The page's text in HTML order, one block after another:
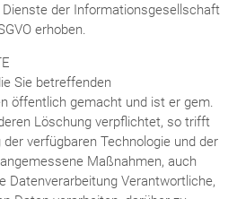
der Informationsgesellschaft
erhoben.
Sie betreffenden
öffentlich gemacht und ist er gem.
Löschung verpflichtet, so trifft
verfügbaren Technologie und der
Maßnahmen, auch
Datenverarbeitung Verantwortliche,